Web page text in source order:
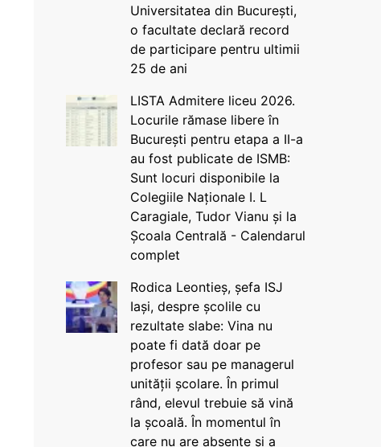
Universitatea din București,
o facultate declară record
de participare pentru ultimii
25 de ani
LISTA Admitere liceu 2026.
Locurile rămase libere în
București pentru etapa a II-a
au fost publicate de ISMB:
Sunt locuri disponibile la
Colegiile Naționale I. L
Caragiale, Tudor Vianu și la
Școala Centrală - Calendarul
complet
Rodica Leontieș, șefa ISJ
Iași, despre școlile cu
rezultate slabe: Vina nu
poate fi dată doar pe
profesor sau pe managerul
unității școlare. În primul
rând, elevul trebuie să vină
la școală. În momentul în
care nu are absențe și a